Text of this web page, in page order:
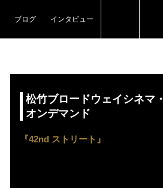
ブログ インタビュー
松竹ブロードウェイシネマ・
オンデマンド
『42nd ストリート』